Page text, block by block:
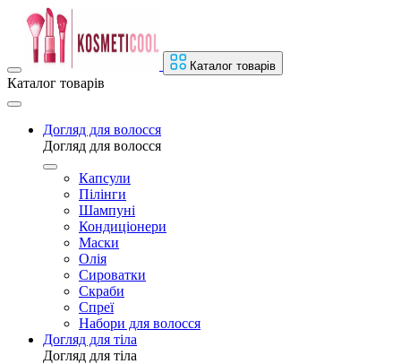
Каталог товарів
Каталог товарів
Догляд для волосся
Догляд для волосся
Капсули
Пілінги
Шампуні
Кондиціонери
Маски
Олія
Сироватки
Скраби
Спреї
Набори для волосся
Догляд для тіла
Догляд для тіла